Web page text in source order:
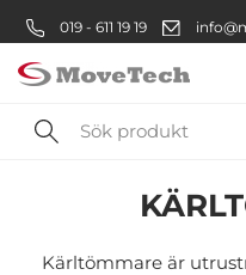
019 - 611 19 19
Sök
produktAvfallshantering
Kärltömmare är